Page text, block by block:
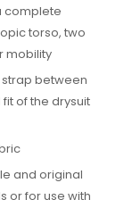
complete
torso, two
mobility
between
of the drysuit
and original
or for use with